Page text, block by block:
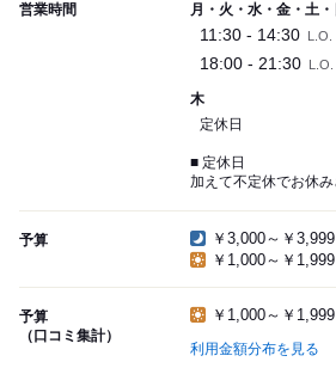
営業時間 月・火・水・金・土・
11:30 - 14:30 L.O.
18:00 - 21:30
木
定休日
■ 定休日
加えて不定休でお休
予算
￥3,000～￥3,999
￥1,000～￥1,999
予算
（口コミ集計）
￥1,000～￥1,999
利用金額分布を見る